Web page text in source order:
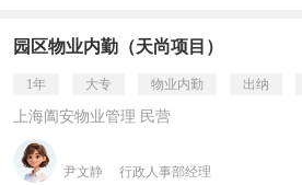
园区物业内勤（天尚项目）
1年 大专 物业内勤 出纳
上海阖安物业管理 民营
尹文静 行政人事部经理